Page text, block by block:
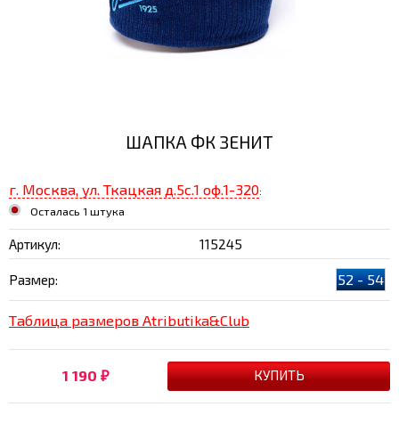
ШАПКА ФК ЗЕНИТ
г. Москва, ул. Ткацкая д.5с.1 оф.1-320:
Осталась 1 штука
Артикул: 115245
Размер: 52 - 54
Таблица размеров Atributika&Club
1 190₽